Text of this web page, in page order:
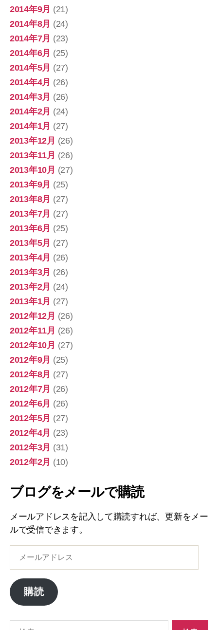
2014年9月 (21)
2014年8月 (24)
2014年7月 (23)
2014年6月 (25)
2014年5月 (27)
2014年4月 (26)
2014年3月 (26)
2014年2月 (24)
2014年1月 (27)
2013年12月 (26)
2013年11月 (26)
2013年10月 (27)
2013年9月 (25)
2013年8月 (27)
2013年7月 (27)
2013年6月 (25)
2013年5月 (27)
2013年4月 (26)
2013年3月 (26)
2013年2月 (24)
2013年1月 (27)
2012年12月 (26)
2012年11月 (26)
2012年10月 (27)
2012年9月 (25)
2012年8月 (27)
2012年7月 (26)
2012年6月 (26)
2012年5月 (27)
2012年4月 (23)
2012年3月 (31)
2012年2月 (10)
ブログをメールで購読
メールアドレスを記入して購読すれば、更新をメー
ルで受信できます。
ア
ド
ス
購読